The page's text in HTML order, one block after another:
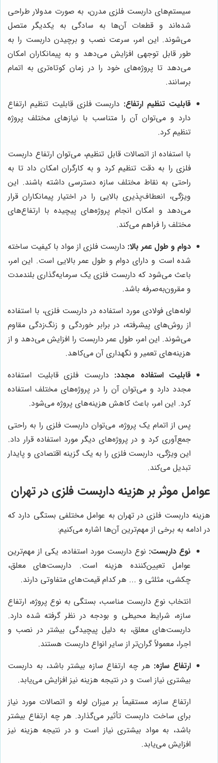
سیستم‌های داربست فلزی مدرن، به صورت مدولار طراحی
شده‌اند و قطعات آن‌ها به سادگی به یکدیگر متصل
می‌شوند. این امر، سرعت نصب و برچیدن داربست را به
طور قابل توجهی افزایش می‌دهد و به پیمانکاران امکان
می‌دهد تا پروژه‌های خود را در زمان کوتاه‌تری به اتمام
برسانند.
قابلیت تنظیم ارتفاع: داربست فلزی قابلیت تنظیم ارتفاع
دارد و می‌توان آن را متناسب با نیازهای مختلف پروژه
تنظیم کرد.
با استفاده از اتصالات قابل تنظیم، می‌توان ارتفاع داربست
فلزی را به دقت تنظیم کرد و به کارگران امکان داد تا به
راحتی به نقاط مختلف سازه دسترسی داشته باشند. این
ویژگی، انعطاف‌پذیری بالایی را در اختیار پیمانکاران قرار
می‌دهد و امکان انجام پروژه‌های پیچیده با ارتفاع‌های
مختلف را فراهم می‌کند.
دوام و طول عمر بالا: داربست فلزی از مواد با کیفیت ساخته
شده است و دارای دوام و طول عمر بالایی است. این امر،
باعث می‌شود که داربست فلزی یک سرمایه‌گذاری بلندمدت
و مقرون‌به‌صرفه باشد.
لوله‌های فولادی مورد استفاده در داربست فلزی، با استفاده
از روش‌های پیشرفته، در برابر خوردگی و زنگ‌زدگی مقاوم
می‌شوند. این امر، طول عمر داربست را افزایش می‌دهد و از
هزینه‌های تعمیر و نگهداری آن می‌کاهد.
قابلیت استفاده مجدد: داربست فلزی قابلیت استفاده
مجدد دارد و می‌توان آن را در پروژه‌های مختلف استفاده
کرد. این امر، باعث کاهش هزینه‌های پروژه می‌شود.
پس از اتمام یک پروژه، می‌توان داربست فلزی را به راحتی
جمع‌آوری کرد و در پروژه‌های دیگر مورد استفاده قرار داد.
این ویژگی، داربست فلزی را به یک گزینه اقتصادی و پایدار
تبدیل می‌کند.
عوامل موثر بر هزینه داربست فلزی در تهران
هزینه داربست فلزی در تهران به عوامل مختلفی بستگی دارد که
در ادامه به برخی از مهم‌ترین آن‌ها اشاره می‌کنیم:
نوع داربست: نوع داربست مورد استفاده، یکی از مهم‌ترین
عوامل تعیین‌کننده هزینه است. داربست‌های معلق،
چکشی، مثلثی و ... هر کدام قیمت‌های متفاوتی دارند.
انتخاب نوع داربست مناسب، بستگی به نوع پروژه، ارتفاع
سازه، شرایط محیطی و بودجه در نظر گرفته شده دارد.
داربست‌های معلق، به دلیل پیچیدگی بیشتر در نصب و
اجرا، معمولاً گران‌تر از سایر انواع داربست هستند.
ارتفاع سازه: هر چه ارتفاع سازه بیشتر باشد، به داربست
بیشتری نیاز است و در نتیجه هزینه نیز افزایش می‌یابد.
ارتفاع سازه، مستقیماً بر میزان لوله و اتصالات مورد نیاز
برای ساخت داربست تأثیر می‌گذارد. هر چه ارتفاع بیشتر
باشد، به مواد بیشتری نیاز است و در نتیجه هزینه نیز
افزایش می‌یابد.